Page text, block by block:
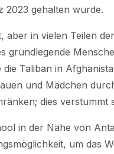
2023 gehalten wurde.
aber in vielen Teilen
grundlegende
Taliban in
und Mädchen
dies verstummt
in der Nähe von
um das